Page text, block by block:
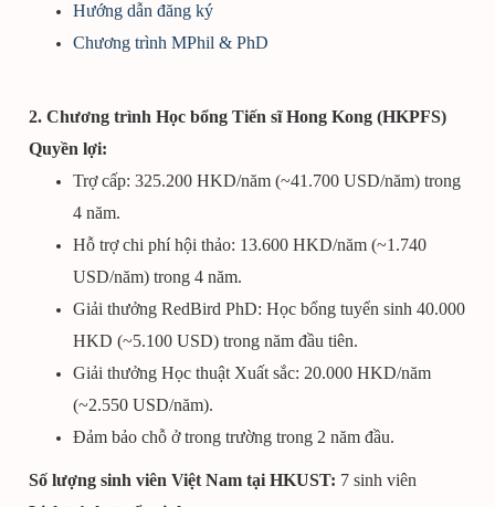
Hướng dẫn đăng ký
Chương trình MPhil & PhD
2. Chương trình Học bổng Tiến sĩ Hong Kong (HKPFS)
Quyền lợi:
Trợ cấp: 325.200 HKD/năm (~41.700 USD/năm) trong
4 năm.
Hỗ trợ chi phí hội thảo: 13.600 HKD/năm (~1.740
USD/năm) trong 4 năm.
Giải thưởng RedBird PhD: Học bổng tuyển sinh 40.000
HKD (~5.100 USD) trong năm đầu tiên.
Giải thưởng Học thuật Xuất sắc: 20.000 HKD/năm
(~2.550 USD/năm).
Đảm bảo chỗ ở trong trường trong 2 năm đầu.
Số lượng sinh viên Việt Nam tại HKUST: 7 sinh viên